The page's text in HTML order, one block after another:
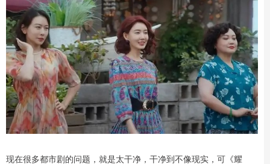
现在很多都市剧的问题，就是太干净，干净到不像现实，可《耀